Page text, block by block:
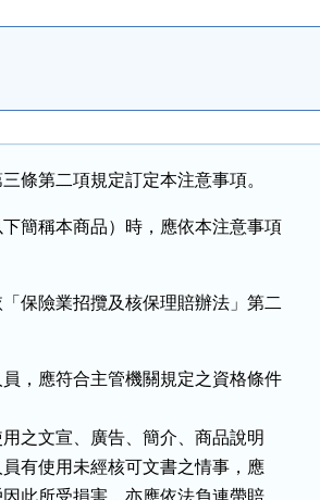
條第二項規定訂定本注意事項。
簡稱本商品）時，應依本注意事項
保險業招攬及核保理賠辦法」第二
，應符合主管機關規定之資格條件
用之文宣、廣告、簡介、商品說明
員有使用未經核可文書之情事，應
因此所受損害，亦應依法負連帶賠